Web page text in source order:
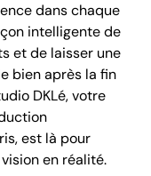
dans chaque
intelligente de
et de laisser une
bien après la fin
DKLé, votre
est là pour
en réalité.